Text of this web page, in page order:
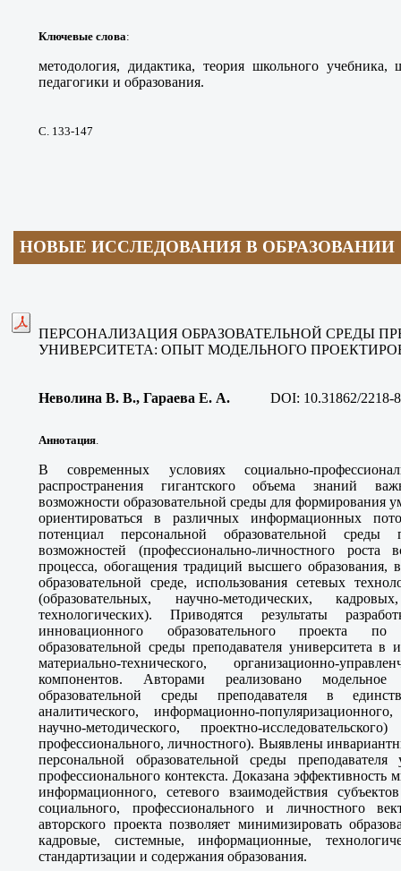
Ключевые слова:
методология, дидактика, теория школьного учебника,
педагогики и образования.
С. 133-147
НОВЫЕ ИССЛЕДОВАНИЯ В ОБРАЗОВАНИИ
ПЕРСОНАЛИЗАЦИЯ ОБРАЗОВАТЕЛЬНОЙ СРЕДЫ
УНИВЕРСИТЕТА: ОПЫТ МОДЕЛЬНОГО
Неволина В. В., Гараева Е. А. DOI: 10.31862/2218-
Аннотация.
В современных условиях социально-
распространения гигантского объема знаний
возможности образовательной среды для формирования
ориентироваться в различных информационных
потенциал персональной образовательной среды
возможностей (профессионально-личностного роста
процесса, обогащения традиций высшего
образовательной среде, использования сетевых
(образовательных, научно-методических,
технологических). Приводятся результаты
инновационного образовательного проекта по
образовательной среды преподавателя университета в
материально-технического, организационно-
компонентов. Авторами реализовано модельное
образовательной среды преподавателя в
аналитического, информационно-популяризационного,
научно-методического, проектно-
профессионального, личностного). Выявлены
персональной образовательной среды
профессионального контекста. Доказана эффективность
информационного, сетевого взаимодействия
социального, профессионального и личностного
авторского проекта позволяет минимизировать
кадровые, системные, информационные,
стандартизации и содержания образования.